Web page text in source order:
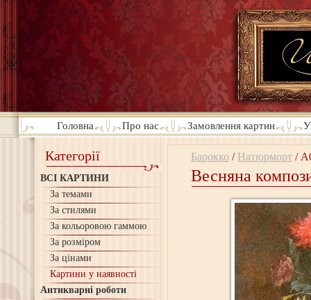
Головна Про нас Замовлення картин
Категорії
ВСІ КАРТИНИ
За темами
За стилями
За кольоровою гаммою
За розміром
За цінами
Картини у наявності
Антикварні роботи
Барокко / Натюрморт /
Весняна